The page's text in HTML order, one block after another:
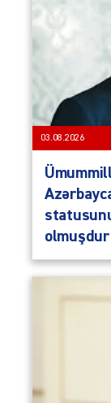
03.08.2026
olmuşdur